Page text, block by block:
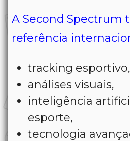
A Second Spectrum
referência
tracking esportivo,
análises visuais,
inteligência
esporte,
tecnologia